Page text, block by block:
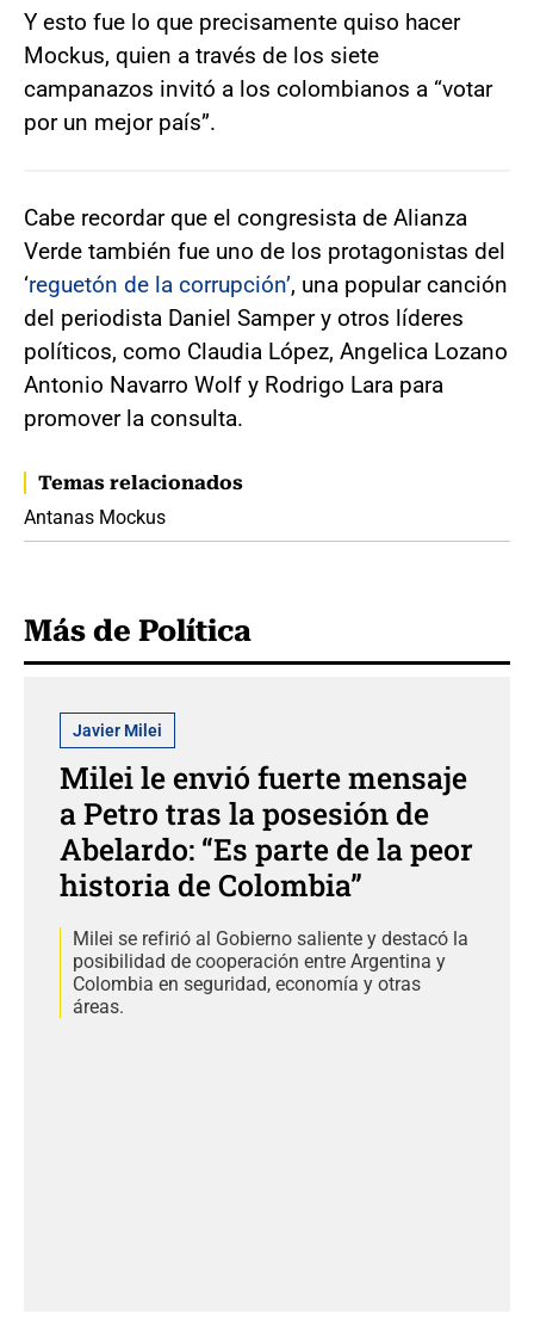
Y esto fue lo que precisamente quiso hacer
Mockus, quien a través de los siete
campanazos invitó a los colombianos a “votar
por un mejor país”.
Cabe recordar que el congresista de Alianza
Verde también fue uno de los protagonistas del
‘reguetón de la corrupción’, una popular canción
del periodista Daniel Samper y otros líderes
políticos, como Claudia López, Angelica Lozano
Antonio Navarro Wolf y Rodrigo Lara para
promover la consulta.
Temas relacionados
Antanas Mockus
Más de Política
Javier Milei
Milei le envió fuerte mensaje
a Petro tras la posesión de
Abelardo: “Es parte de la peor
historia de Colombia”
Milei se refirió al Gobierno saliente y destacó la
posibilidad de cooperación entre Argentina y
Colombia en seguridad, economía y otras
áreas.